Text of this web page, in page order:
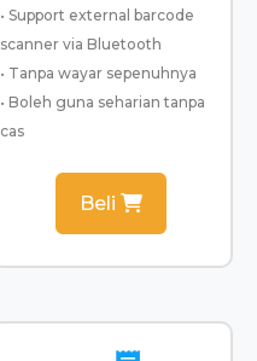
• Support external barcode
scanner via Bluetooth
• Tanpa wayar sepenuhnya
• Boleh guna seharian tanpa
cas
Beli